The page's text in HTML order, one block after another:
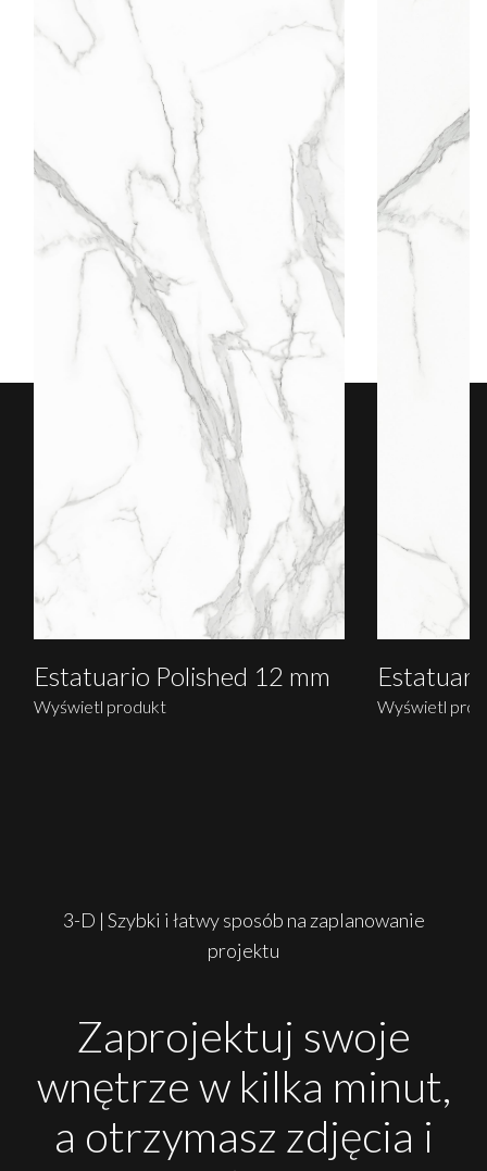
Estatuario Polished 12 mm
Wyświetl produkt Wyświetl
3-D | Szybki i łatwy sposób na zaplanowanie
projektu
Zaprojektuj swoje
wnętrze w kilka minut,
a otrzymasz zdjęcia i